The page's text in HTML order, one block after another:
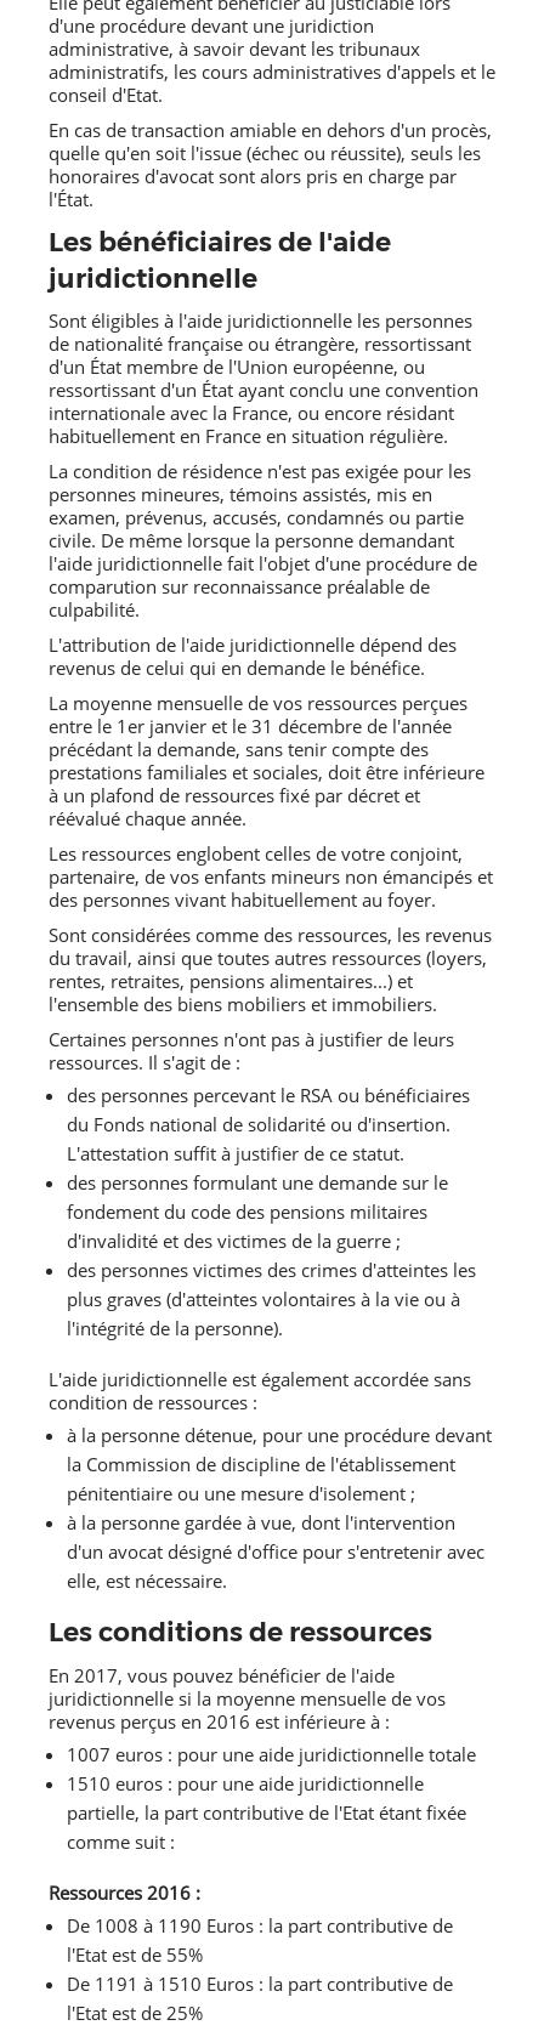
d'une procédure devant une juridiction
administrative, à savoir devant les tribunaux
administratifs, les cours administratives d'appels et le
conseil d'Etat.
En cas de transaction amiable en dehors d'un procès,
quelle qu'en soit l'issue (échec ou réussite), seuls les
honoraires d'avocat sont alors pris en charge par
l'État.
Les bénéficiaires de l'aide
juridictionnelle
Sont éligibles à l'aide juridictionnelle les personnes
de nationalité française ou étrangère, ressortissant
d'un État membre de l'Union européenne, ou
ressortissant d'un État ayant conclu une convention
internationale avec la France, ou encore résidant
habituellement en France en situation régulière.
La condition de résidence n'est pas exigée pour les
personnes mineures, témoins assistés, mis en
examen, prévenus, accusés, condamnés ou partie
civile. De même lorsque la personne demandant
l'aide juridictionnelle fait l'objet d'une procédure de
comparution sur reconnaissance préalable de
culpabilité.
L'attribution de l'aide juridictionnelle dépend des
revenus de celui qui en demande le bénéfice.
La moyenne mensuelle de vos ressources perçues
entre le 1er janvier et le 31 décembre de l'année
précédant la demande, sans tenir compte des
prestations familiales et sociales, doit être inférieure
à un plafond de ressources fixé par décret et
réévalué chaque année.
Les ressources englobent celles de votre conjoint,
partenaire, de vos enfants mineurs non émancipés et
des personnes vivant habituellement au foyer.
Sont considérées comme des ressources, les revenus
du travail, ainsi que toutes autres ressources (loyers,
rentes, retraites, pensions alimentaires...) et
l'ensemble des biens mobiliers et immobiliers.
Certaines personnes n'ont pas à justifier de leurs
ressources. Il s'agit de :
des personnes percevant le RSA ou bénéficiaires
du Fonds national de solidarité ou d'insertion.
L'attestation suffit à justifier de ce statut.
des personnes formulant une demande sur le
fondement du code des pensions militaires
d'invalidité et des victimes de la guerre ;
des personnes victimes des crimes d'atteintes les
plus graves (d'atteintes volontaires à la vie ou à
l'intégrité de la personne).
L'aide juridictionnelle est également accordée sans
condition de ressources :
à la personne détenue, pour une procédure devant
la Commission de discipline de l'établissement
pénitentiaire ou une mesure d'isolement ;
à la personne gardée à vue, dont l'intervention
d'un avocat désigné d'office pour s'entretenir avec
elle, est nécessaire.
Les conditions de ressources
En 2017, vous pouvez bénéficier de l'aide
juridictionnelle si la moyenne mensuelle de vos
revenus perçus en 2016 est inférieure à :
1007 euros : pour une aide juridictionnelle totale
1510 euros : pour une aide juridictionnelle
partielle, la part contributive de l'Etat étant fixée
comme suit :
Ressources 2016 :
De 1008 à 1190 Euros : la part contributive de
l'Etat est de 55%
De 1191 à 1510 Euros : la part contributive de
l'Etat est de 25%